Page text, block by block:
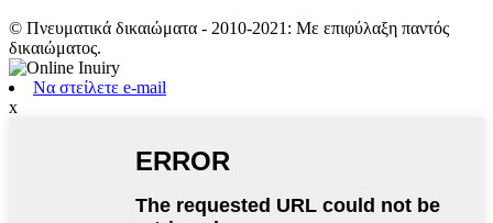
© Πνευματικά δικαιώματα - 2010-2021: Με επιφύλαξη παντός
δικαιώματος.
Να στείλετε e-mail
x